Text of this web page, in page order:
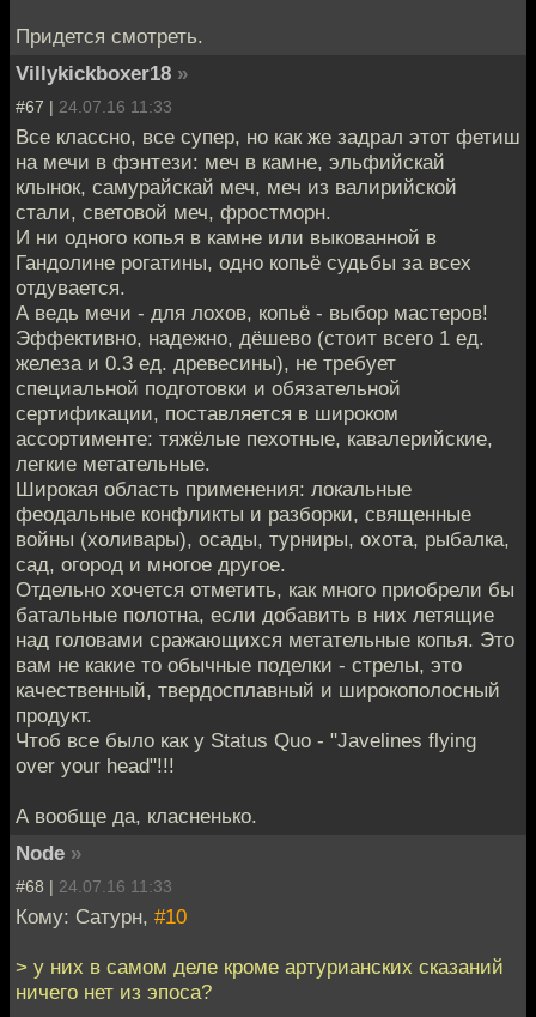
Придется смотреть.
Villykickboxer18 »
#67 | 24.07.16 11:33
Все классно, все супер, но как же задрал этот фетиш
на мечи в фэнтези: меч в камне, эльфийскай
клынок, самурайскай меч, меч из валирийской
стали, световой меч, фростморн.
И ни одного копья в камне или выкованной в
Гандолине рогатины, одно копьё судьбы за всех
отдувается.
А ведь мечи - для лохов, копьё - выбор мастеров!
Эффективно, надежно, дёшево (стоит всего 1 ед.
железа и 0.3 ед. древесины), не требует
специальной подготовки и обязательной
сертификации, поставляется в широком
ассортименте: тяжёлые пехотные, кавалерийские,
легкие метательные.
Широкая область применения: локальные
феодальные конфликты и разборки, священные
войны (холивары), осады, турниры, охота, рыбалка,
сад, огород и многое другое.
Отдельно хочется отметить, как много приобрели бы
батальные полотна, если добавить в них летящие
над головами сражающихся метательные копья. Это
вам не какие то обычные поделки - стрелы, это
качественный, твердосплавный и широкополосный
продукт.
Чтоб все было как у Status Quo - "Javelines flying
over your head"!!!
А вообще да, класненько.
Node »
#68 | 24.07.16 11:33
Кому: Сатурн, #10
> у них в самом деле кроме артурианских сказаний
ничего нет из эпоса?